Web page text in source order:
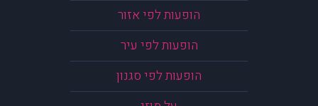
הופעות לפי אזור
הופעות לפי עיר
הופעות לפי סגנון